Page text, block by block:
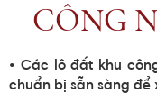
CÔNG
• Các lô đất khu
chuẩn bị sẵn sàng để